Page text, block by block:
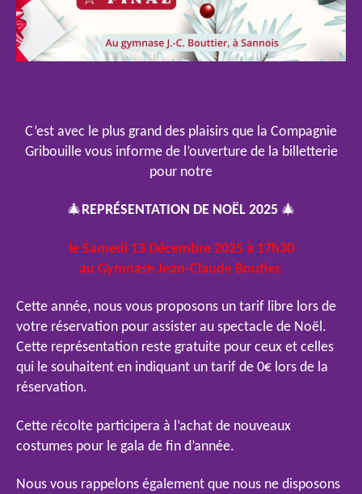
C’est avec le plus grand des plaisirs que la Compagnie
Gribouille vous informe de l’ouverture de la billetterie
pour notre
🎄REPRÉSENTATION DE NOËL 2025🎄
le Samedi 13 Décembre 2025 à 17h30
au Gymnase Jean-Claude Boutier.
Cette année, nous vous proposons un tarif libre lors de
votre réservation pour assister au spectacle de Noël.
Cette représentation reste gratuite pour ceux et celles
qui le souhaitent en indiquant un tarif de 0€ lors de la
réservation.
Cette récolte participera à l’achat de nouveaux
costumes pour le gala de fin d’année.
Nous vous rappelons également que nous ne disposons